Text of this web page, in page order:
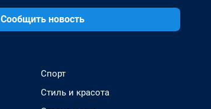
Сообщить новость
Спорт
Стиль и красота